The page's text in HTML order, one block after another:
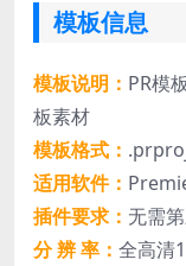
模板信息
模板说明： PR模
板素材
模板格式：
适用软件：
插件要求： 无需
分 辨 率： 全高清